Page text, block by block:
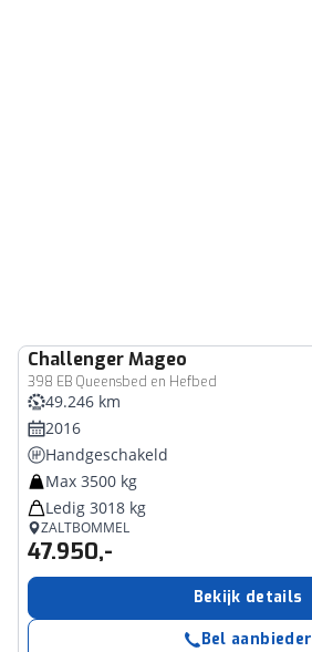
ChallengerMageo
398 EB Queensbed en Hefbed
49.246 km
2016
Handgeschakeld
Max 3500 kg
Ledig 3018 kg
ZALTBOMMEL
47.950,-
Bekijk details
Bel aanbieder